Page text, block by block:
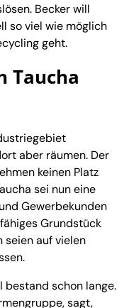
Becker will
so viel wie möglich
geht.
Taucha
aber räumen. Der
keinen Platz
sei nun eine
Gewerbekunden
Grundstück
seien auf vielen
bestand schon lange.
sagt,